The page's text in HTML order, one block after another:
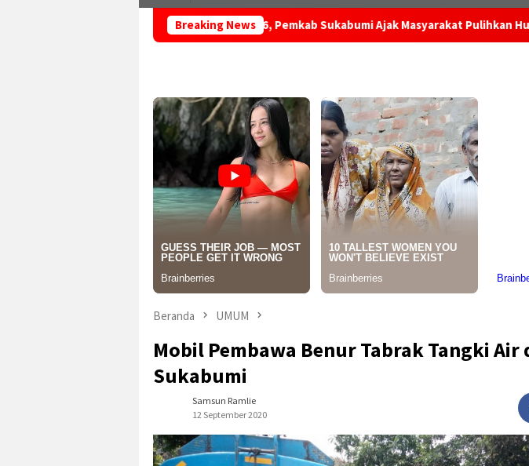
Breaking News
Hari Hutan Indonesia 2026, Pemkab Sukabumi Ajak Masyarakat Pulihkan Hutan dan Jaga
Beranda UMUM
Mobil Pembawa Benur Tabrak Tangki Air
Sukabumi
Samsun Ramlie
12 September 2020